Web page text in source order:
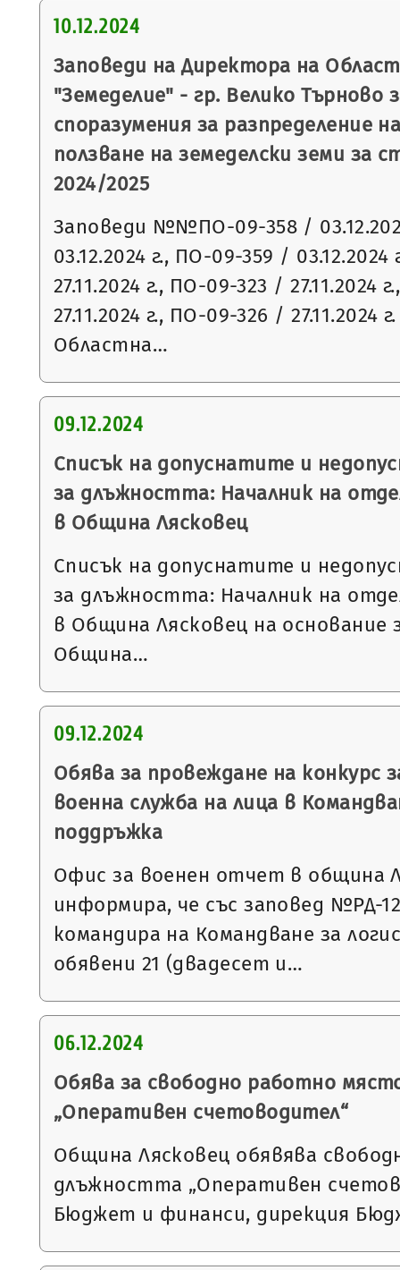
10.12.2024
Заповеди на Директора на
"Земеделие" - гр. Велико Търново
споразумения за разпределение
ползване на земеделски земи за
2024/2025
Заповеди №№ПО-09-358 /
03.12.2024 г., ПО-09-359 /
27.11.2024 г., ПО-09-323 / 27.11.2024
27.11.2024 г., ПО-09-326 / 27.11.2024
Областна…
09.12.2024
Списък на допуснатите и
за длъжността: Началник на
в Община Лясковец
Списък на допуснатите и
за длъжността: Началник на
в Община Лясковец на основание
Община…
09.12.2024
Обява за провеждане на конкурс
военна служба на лица в
поддръжка
Офис за военен отчет в община
информира, че със заповед №РД-
командира на Командване за
обявени 21 (двадесет и…
06.12.2024
Обява за свободно работно
„Оперативен счетоводител“
Община Лясковец обявява
длъжността „Оперативен
Бюджет и финанси, дирекция